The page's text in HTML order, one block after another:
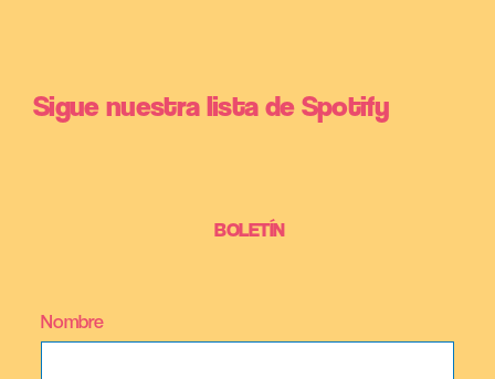
Sigue nuestra lista de Spotify
BOLETÍN
Nombre